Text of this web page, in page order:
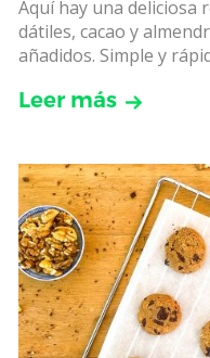
Aquí hay una deliciosa
dátiles, cacao y
añadidos. Simple y
Leer más